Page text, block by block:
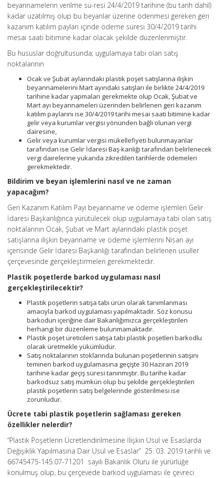
beyannamelerin verilme sü-resi 24/4/2019 tarihine (bu tarih dahil)
kadar uzatılmış olup bu beyanlar üzerine ödenmesi gereken geri
kazanım katılım payları içinde ödeme süresi 30/4/2019 tarihi
mesai saati bitimine kadar olacak şekilde düzenlenmiştir.
Bu hususlar doğrultusunda; uygulamaya tabi olan satış
noktalarının
Ocak ve Şubat aylarındaki plastik poşet satışlarına ilişkin
beyannamelerini Mart ayındaki satışları ile birlikte 24/4/2019
tarihine kadar yapmaları gerekmekte olup Ocak, Şubat ve
Mart ayı beyannameleri üzerinden belirlenen geri kazanım
katılım paylarını ise 30/4/2019 tarihi mesai saati bitimine kadar
gelir veya kurumlar vergisi yönünden bağlı olunan vergi
dairesine,
Gelir veya kurumlar vergisi mükellefiyeti bulunmayanlar
tarafından ise Gelir İdaresi Baş-kanlığı tarafından belirlenecek
vergi dairelerine yukarıda zikredilen tarihlerde ödemeleri
gerekmektedir.
Bildirim ve beyan işlemlerini nasıl ve ne zaman
yapacağım?
Geri Kazanım Katılım Payı beyanname ve ödeme işlemleri Gelir
İdaresi Başkanlığınca yürütülecek olup uygulamaya tabi olan satış
noktalarının Ocak, Şubat ve Mart aylarındaki plastik poşet
satışlarına ilişkin beyanname ve ödeme işlemlerini Nisan ayı
içerisinde Gelir İdaresi Başkanlığı tarafından belirlenen usuller
çerçevesinde gerçekleştirmeleri gerekmektedir.
Plastik poşetlerde barkod uygulaması nasıl
gerçekleştirilecektir?
Plastik poşetlerin satışa tabi ürün olarak tanımlanması
amacıyla barkod uygulaması yapılmaktadır. Söz konusu
barkodun içeriğine dair Bakanlığımızca gerçekleştirilen
herhangi bir düzenleme bulunmamaktadır.
Plastik poşet üreticileri satışa tabi plastik poşetleri barkodlu
olarak üretmekle yükümlüdür.
Satış noktalarının stoklarında bulunan poşetlerinin satışını
teminen barkod uygulamasına geçişte 30 Haziran 2019
tarihine kadar geçiş süresi tanınmıştır. Bu tarihe kadar
barkodsuz satış mümkün olup bu şekilde gerçekleştirilen
plastik poşetlerin satış belgelerinde gösterilmesi ise
zorunludur.
Ücrete tabi plastik poşetlerin sağlaması gereken
özellikler nelerdir?
“Plastik Poşetlerin Ücretlendirilmesine İlişkin Usul ve Esaslarda
Değişiklik Yapılmasına Dair Usul ve Esaslar” 25. 03. 2019 tarihli ve
66745475-145.07-71201 sayılı Bakanlık Oluru ile yürürlüğe
konulmuş olup, bu çerçevede barkod uygulaması ile çevreci